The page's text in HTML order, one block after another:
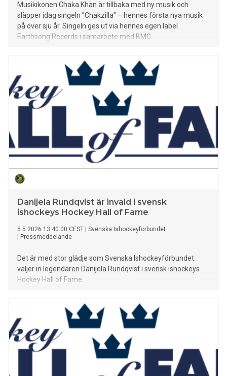
Musikikonen Chaka Khan är tillbaka med ny musik och
släpper idag singeln ”Chakzilla” – hennes första nya musik
på över sju år. Singeln ges ut via hennes egen label
Earthsong Records i samarbete med BMG.
Danijela Rundqvist är invald i svensk
ishockeys Hockey Hall of Fame
5.5.2026 13:40:00 CEST
Svenska Ishockeyförbundet
Pressmeddelande
Det är med stor glädje som Svenska Ishockeyförbundet
väljer in legendaren Danijela Rundqvist i svensk ishockeys
Hockey Hall of Fame.